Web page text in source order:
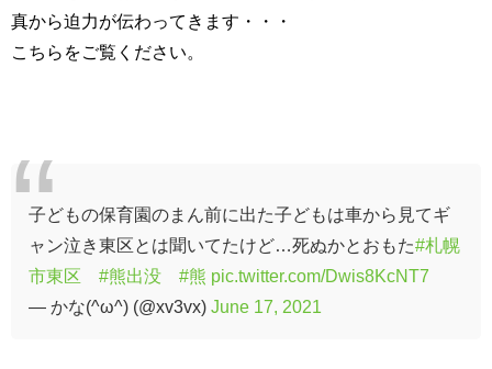
真から迫力が伝わってきます・・・
こちらをご覧ください。
子どもの保育園のまん前に出た子どもは車から見てギ
ャン泣き東区とは聞いてたけど…死ぬかとおもた#札幌
市東区
#熊出没 #熊 pic.twitter.com/Dwis8KcNT7
— かな(^ω^) (@xv3vx) June 17, 2021